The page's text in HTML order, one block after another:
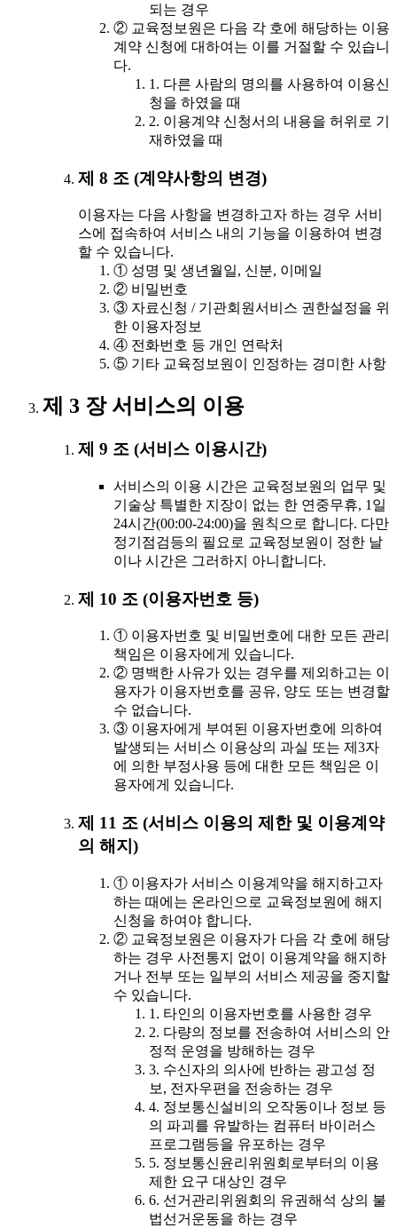
되는 경우
② 교육정보원은 다음 각 호에 해당하는 이용
계약 신청에 대하여는 이를 거절할 수 있습니
다.
1. 다른 사람의 명의를 사용하여 이용신
청을 하였을 때
2. 이용계약 신청서의 내용을 허위로 기
재하였을 때
제 8 조 (계약사항의 변경)
이용자는 다음 사항을 변경하고자 하는 경우 서비
스에 접속하여 서비스 내의 기능을 이용하여 변경
할 수 있습니다.
① 성명 및 생년월일, 신분, 이메일
② 비밀번호
③ 자료신청 / 기관회원서비스 권한설정을 위
한 이용자정보
④ 전화번호 등 개인 연락처
⑤ 기타 교육정보원이 인정하는 경미한 사항
제 3 장 서비스의 이용
제 9 조 (서비스 이용시간)
서비스의 이용 시간은 교육정보원의 업무 및
기술상 특별한 지장이 없는 한 연중무휴, 1일
24시간(00:00-24:00)을 원칙으로 합니다. 다만
정기점검등의 필요로 교육정보원이 정한 날
이나 시간은 그러하지 아니합니다.
제 10 조 (이용자번호 등)
① 이용자번호 및 비밀번호에 대한 모든 관리
책임은 이용자에게 있습니다.
② 명백한 사유가 있는 경우를 제외하고는 이
용자가 이용자번호를 공유, 양도 또는 변경할
수 없습니다.
③ 이용자에게 부여된 이용자번호에 의하여
발생되는 서비스 이용상의 과실 또는 제3자
에 의한 부정사용 등에 대한 모든 책임은 이
용자에게 있습니다.
제 11 조 (서비스 이용의 제한 및 이용계약
의 해지)
① 이용자가 서비스 이용계약을 해지하고자
하는 때에는 온라인으로 교육정보원에 해지
신청을 하여야 합니다.
② 교육정보원은 이용자가 다음 각 호에 해당
하는 경우 사전통지 없이 이용계약을 해지하
거나 전부 또는 일부의 서비스 제공을 중지할
수 있습니다.
1. 타인의 이용자번호를 사용한 경우
2. 다량의 정보를 전송하여 서비스의 안
정적 운영을 방해하는 경우
3. 수신자의 의사에 반하는 광고성 정
보, 전자우편을 전송하는 경우
4. 정보통신설비의 오작동이나 정보 등
의 파괴를 유발하는 컴퓨터 바이러스
프로그램등을 유포하는 경우
5. 정보통신윤리위원회로부터의 이용
제한 요구 대상인 경우
6. 선거관리위원회의 유권해석 상의 불
법선거운동을 하는 경우